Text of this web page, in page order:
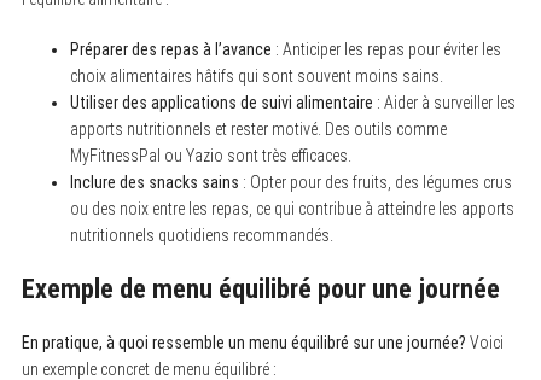
Préparer des repas à l’avance : Anticiper les repas pour éviter les
choix alimentaires hâtifs qui sont souvent moins sains.
Utiliser des applications de suivi alimentaire : Aider à surveiller les
apports nutritionnels et rester motivé. Des outils comme
MyFitnessPal ou Yazio sont très efficaces.
Inclure des snacks sains : Opter pour des fruits, des légumes crus
ou des noix entre les repas, ce qui contribue à atteindre les apports
nutritionnels quotidiens recommandés.
Exemple de menu équilibré pour une journée
En pratique, à quoi ressemble un menu équilibré sur une journée? Voici
un exemple concret de menu équilibré :